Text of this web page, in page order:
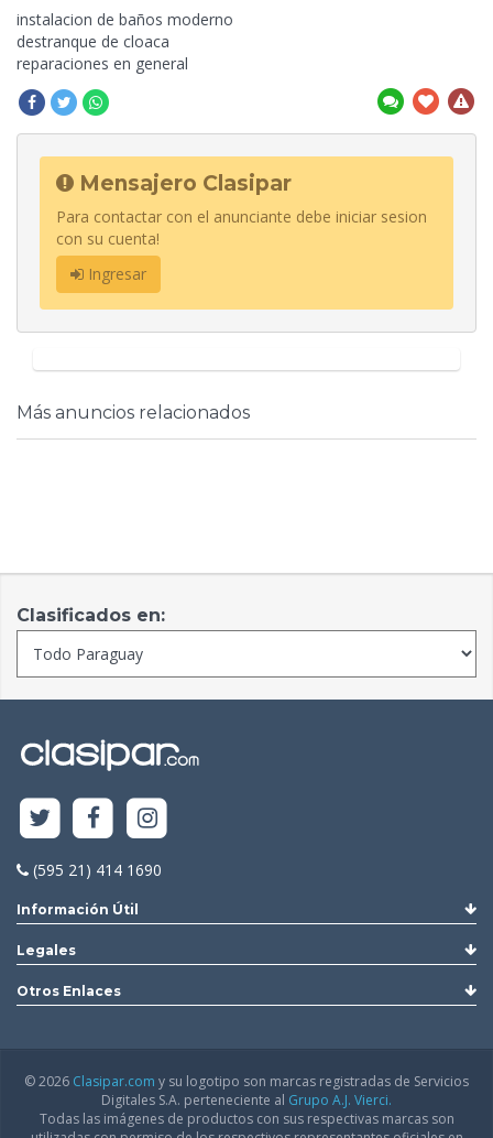
instalacion de baños moderno
destranque de cloaca
reparaciones en general
Mensajero Clasipar
Para contactar con el anunciante debe iniciar sesion
con su cuenta!
Ingresar
Más anuncios relacionados
Clasificados en:
(595 21) 414 1690
Información Útil
Legales
Otros Enlaces
© 2026 Clasipar.com y su logotipo son marcas registradas de Servicios
Digitales S.A. perteneciente al Grupo A.J. Vierci.
Todas las imágenes de productos con sus respectivas marcas son